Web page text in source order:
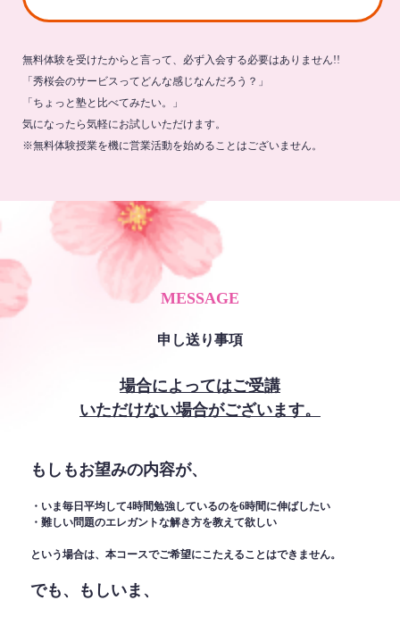
無料体験を受けたからと言って、必ず入会する必要はありません!!
「秀桜会のサービスってどんな感じなんだろう？」
「ちょっと塾と比べてみたい。」
気になったら気軽にお試しいただけます。
※無料体験授業を機に営業活動を始めることはございません。
MESSAGE
申し送り事項
場合によってはご受講
いただけない場合がございます。
もしもお望みの内容が、
・いま毎日平均して4時間勉強しているのを6時間に伸ばしたい
・難しい問題のエレガントな解き方を教えて欲しい
という場合は、本コースでご希望にこたえることはできません。
でも、もしいま、